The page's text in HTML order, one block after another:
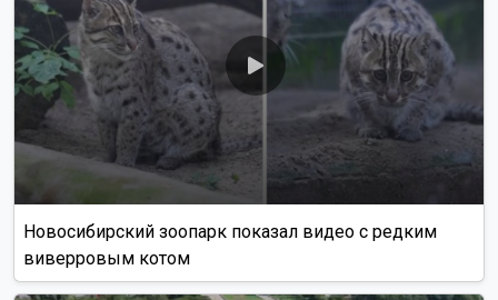
Новосибирский зоопарк показал видео с редким
виверровым котом